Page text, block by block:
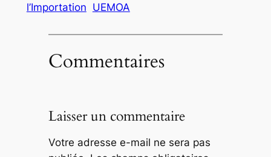
l’Importation UEMOA
Commentaires
Laisser un commentaire
Votre adresse e-mail ne sera pas